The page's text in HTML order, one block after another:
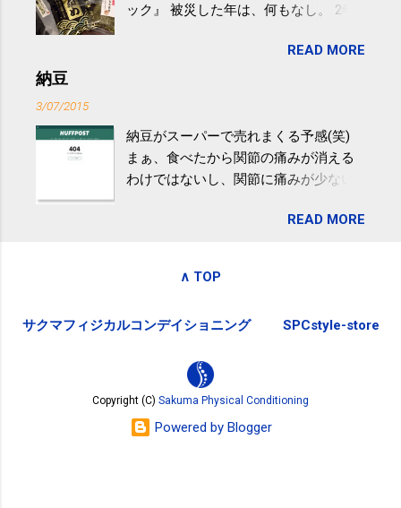
きるのは、過度の飲酒が原因ではない
減らなくても効果があるという。 正田
波大「減量しなくても効果」 - ニュー
ス - アピタル（医療・健康）
ック』 被災した年は、何もなし。 2年
が『たみこの海パック』。 ボランティ
全く考えていなかったので、貰えると
少しづつ復興してる感が伝わってきて
嬉しいです。 あと、ふるさと納税が節
ですが、節税になるほど稼げていない
税務局｜ふるさと納税など個人住民税
READ MORE
納豆
3/07/2015
納豆がスーパーで売れまくる予感(笑)
まぁ、食べたから関節の痛みが消える
わけではないし、関節に痛みが少ない
ど。。 「関節の老化」は、「コンドロ
歳をピークにして、体内で作られる量
代の半分、60代ではそのさらに半分に
起こさないためには、食生活で「コン
ドロイチン」を補うことが大切。そし
て「コンドロイチン」という成分は、
納豆をはじめとしたネバネバ&ヌルヌル
READ MORE
∧ TOP
サクマフィジカルコンデイショニング SPCstyle-store
Copyright (C) Sakuma Physical Conditioning
Powered by Blogger